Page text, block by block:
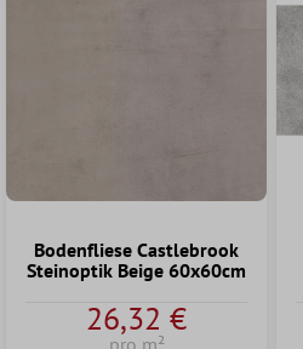
Bodenfliese Castlebrook
Steinoptik Beige 60x60cm
26,32 €
pro m²